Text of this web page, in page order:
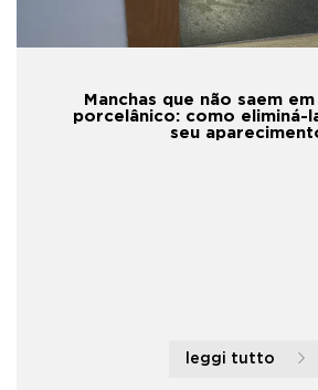
Manchas que não saem
porcelânico: como eliminá-
seu
leggi tutto